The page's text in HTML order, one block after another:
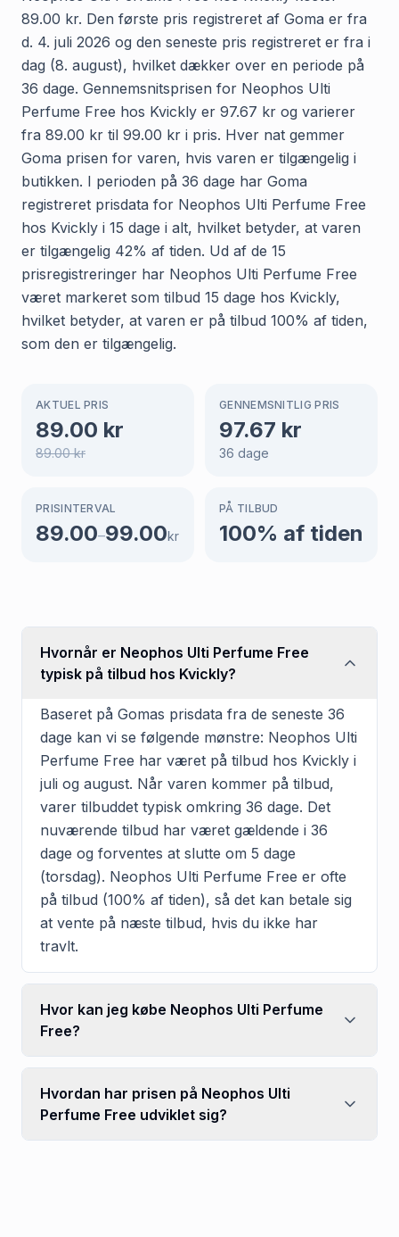
89.00 kr. Den første pris registreret af Goma er fra
d. 4. juli 2026 og den seneste pris registreret er fra i
dag (8. august), hvilket dækker over en periode på
36 dage. Gennemsnitsprisen for Neophos Ulti
Perfume Free hos Kvickly er 97.67 kr og varierer
fra 89.00 kr til 99.00 kr i pris. Hver nat gemmer
Goma prisen for varen, hvis varen er tilgængelig i
butikken. I perioden på 36 dage har Goma
registreret prisdata for Neophos Ulti Perfume Free
hos Kvickly i 15 dage i alt, hvilket betyder, at varen
er tilgængelig 42% af tiden. Ud af de 15
prisregistreringer har Neophos Ulti Perfume Free
været markeret som tilbud 15 dage hos Kvickly,
hvilket betyder, at varen er på tilbud 100% af tiden,
som den er tilgængelig.
AKTUEL PRIS
89.00 kr
89.00kr
GENNEMSNITLIG PRIS
97.67 kr
36 dage
PRISINTERVAL
89.00–99.00kr
PÅ TILBUD
100% af tiden
Hvornår er Neophos Ulti Perfume Free
typisk på tilbud hos Kvickly?
Baseret på Gomas prisdata fra de seneste 36
dage kan vi se følgende mønstre: Neophos Ulti
Perfume Free har været på tilbud hos Kvickly i
juli og august. Når varen kommer på tilbud,
varer tilbuddet typisk omkring 36 dage. Det
nuværende tilbud har været gældende i 36
dage og forventes at slutte om 5 dage
(torsdag). Neophos Ulti Perfume Free er ofte
på tilbud (100% af tiden), så det kan betale sig
at vente på næste tilbud, hvis du ikke har
travlt.
Hvor kan jeg købe Neophos Ulti Perfume
Free?
Hvordan har prisen på Neophos Ulti
Perfume Free udviklet sig?